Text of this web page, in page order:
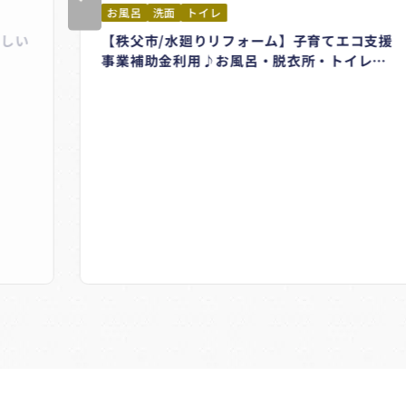
い
お風呂 洗面 トイレ
【秩父市/水廻りリフォーム】子育てエコ支援
事業補助金利用♪お風呂・脱衣所・トイレの